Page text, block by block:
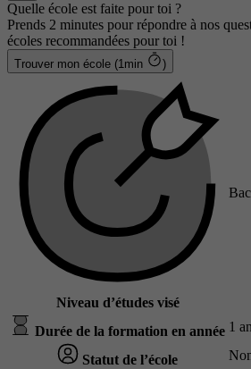
Quelle école est faite pour toi ?
Prends 2 minutes pour répondre à nos
écoles recommandées pour toi !
Trouver mon école (1min )
Niveau d’études visé
Bac
Durée de la formation en année 1
Statut de l’école